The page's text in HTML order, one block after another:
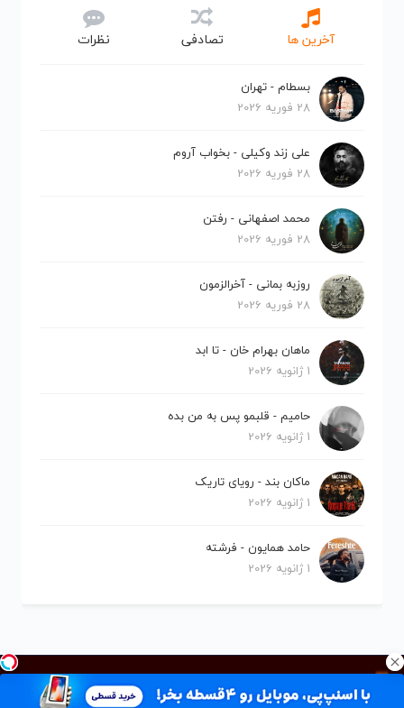
آخرین ها تصادفی نظرات
بسطام - تهران
28 فوریه 2026
علی زند وکیلی - بخواب آروم
28 فوریه 2026
محمد اصفهانی - رفتن
28 فوریه 2026
روزبه بمانی - آخرالزمون
28 فوریه 2026
ماهان بهرام خان - تا ابد
1 ژانویه 2026
حامیم - قلبمو پس به من بده
1 ژانویه 2026
ماکان بند - رویای تاریک
1 ژانویه 2026
حامد همایون - فرشته
1 ژانویه 2026
کلیه حقوق برای نیلو موزیک محفوظ است.